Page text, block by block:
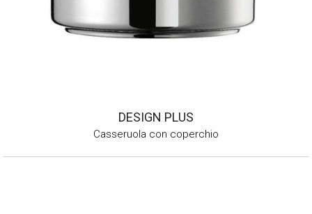
DESIGN PLUS
Casseruola con coperchio